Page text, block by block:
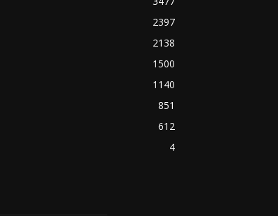
2397
2138
1500
1140
851
612
4